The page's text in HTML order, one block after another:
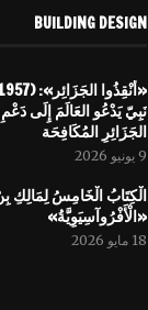
BUILDING DESIGN
نَبِيّ يَدْعُو العَالَمَ إِلَى دَعْمِ
الجَزَائِرِ المُكَافِحَة
9 يونيو 2026
الْكِتَابُ الْخَامِسُ لِمَالِكِ
«الْأَفْرُوآسِيَوِيَّةُ»
18 مايو 2026